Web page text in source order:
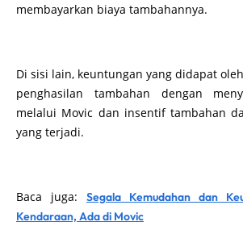
membayarkan biaya tambahannya.
Di sisi lain, keuntungan yang didapat oleh
penghasilan tambahan dengan
melalui Movic dan insentif tambahan
yang terjadi.
Baca juga: Segala Kemudahan dan
Kendaraan, Ada di Movic